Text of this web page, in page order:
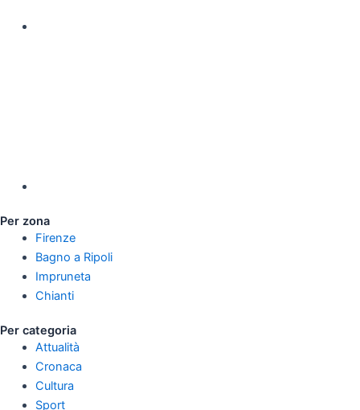
Per zona
Firenze
Bagno a Ripoli
Impruneta
Chianti
Per categoria
Attualità
Cronaca
Cultura
Sport